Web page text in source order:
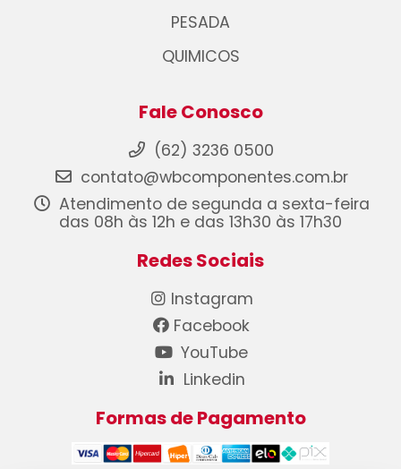
PESADA
QUIMICOS
Fale Conosco
(62) 3236 0500
contato@wbcomponentes.com.br
Atendimento de segunda a sexta-feira
das 08h às 12h e das 13h30 às 17h30
Redes Sociais
Instagram
Facebook
YouTube
Linkedin
Formas de Pagamento